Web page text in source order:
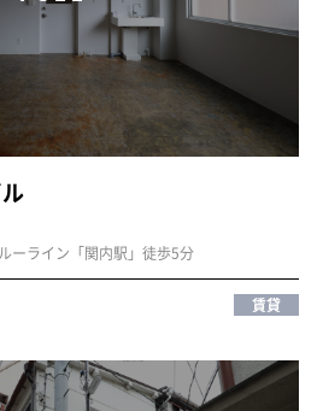
ーライン「関内駅」徒歩5分
賃貸